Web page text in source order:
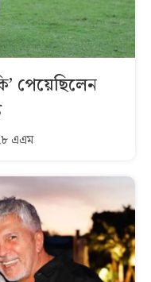
পেয়েছিলেন
এএম